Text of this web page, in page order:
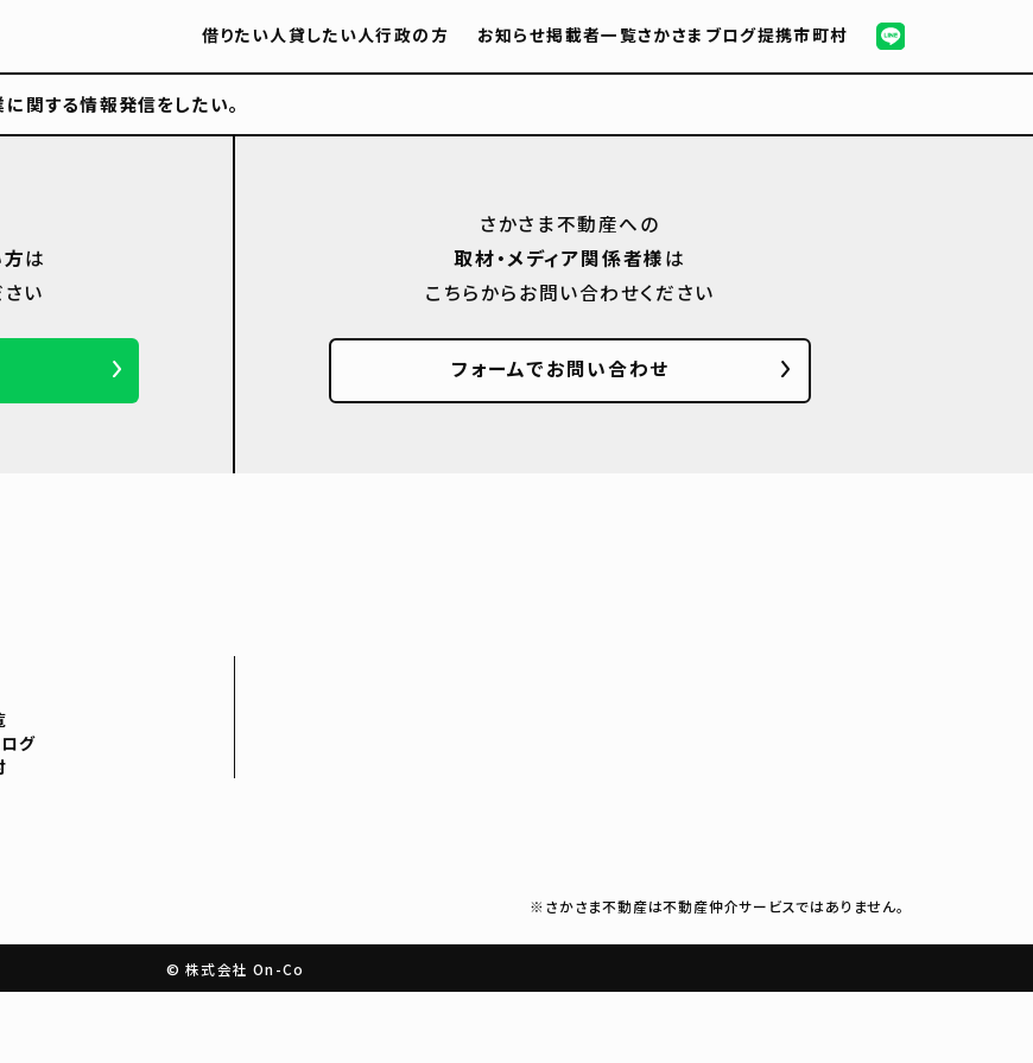
借りたい人貸したい人行政の方 お知らせ掲載者一覧さかさまブログ提携市町村
関する情報発信をしたい。
は
い
さかさま不動産への
取材・メディア関係者様は
こちらからお問い合わせください
フォームでお問い合わせ
グ
※さかさま不動産は不動産仲介サービスではありません。
© 株式会社 On-Co